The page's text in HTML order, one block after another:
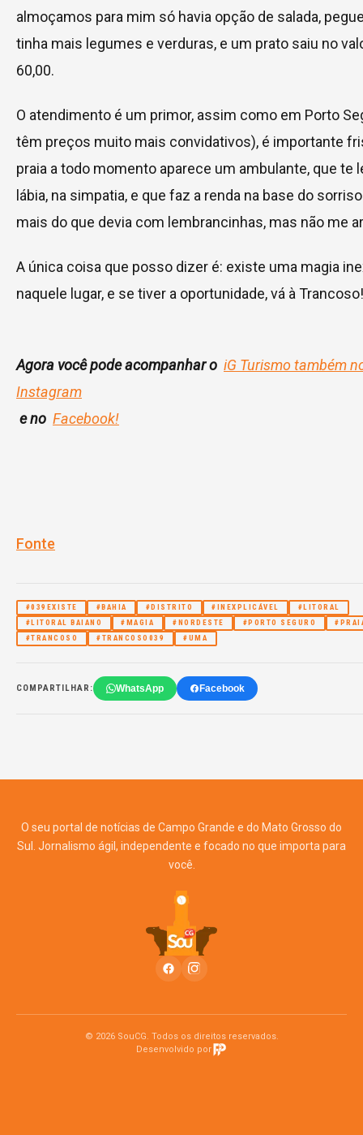
almoçamos para mim só havia opção de salada,
tinha mais legumes e verduras, e um prato saiu no
60,00.
O atendimento é um primor, assim como em Porto
têm preços muito mais convidativos), é importante
praia a todo momento aparece um ambulante, que te
lábia, na simpatia, e que faz a renda na base do
mais do que devia com lembrancinhas, mas não me
A única coisa que posso dizer é: existe uma magia
naquele lugar, e se tiver a oportunidade, vá à Trancoso!
Agora você pode acompanhar o iG Turismo também
Instagram
e no Facebook!
Fonte
#039EXISTE #BAHIA #DISTRITO #INEXPLICÁVEL
#LITORAL
#LITORAL BAIANO
#MAGIA #NORDESTE #PORTO SEGURO
#TRANCOSO
#TRANCOSO039 #UMA
COMPARTILHAR: WhatsApp Facebook
O seu portal de notícias de Campo Grande e do Mato Grosso do
Sul. Jornalismo ágil, independente e focado no que importa para
você.
© 2026 SouCG. Todos os direitos reservados.
Desenvolvido por